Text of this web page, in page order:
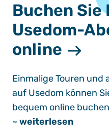
Buchen Sie
Usedom-
online
Einmalige Touren
auf Usedom können
bequem online
~ weiterlesen